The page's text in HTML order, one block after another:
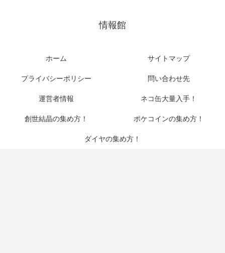
情報館
ホーム サイトマップ
プライバシーポリシー 問い合わせ先
運営者情報 ネコ缶大量入手！
創世結晶の集め方！ ポケコインの集め方！
ダイヤの集め方！